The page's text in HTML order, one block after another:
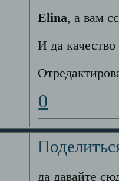
Elina, а вам
И да
0
да давайте